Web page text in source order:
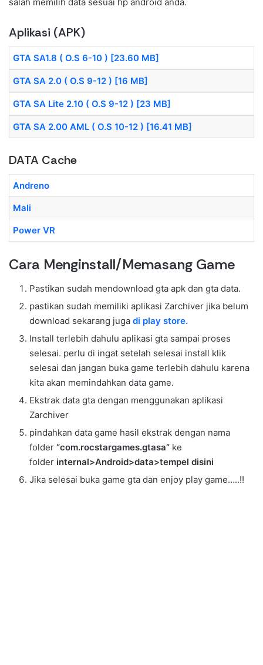
Aplikasi (APK)
GTA SA1.8 ( O.S 6-10 ) [23.60 MB]
GTA SA 2.0 ( O.S 9-12 ) [16 MB]
GTA SA Lite 2.10 ( O.S 9-12 ) [23 MB]
GTA SA 2.00 AML ( O.S 10-12 ) [16.41 MB]
DATA Cache
Andreno
Mali
Power VR
Cara Menginstall/Memasang Game
Pastikan sudah mendownload gta apk dan gta data.
pastikan sudah memiliki aplikasi Zarchiver jika belum
download sekarang juga di play store.
Install terlebih dahulu aplikasi gta sampai proses
selesai. perlu di ingat setelah selesai install klik
selesai dan jangan buka game terlebih dahulu karena
kita akan memindahkan data game.
Ekstrak data gta dengan menggunakan aplikasi
Zarchiver
pindahkan data game hasil ekstrak dengan nama
folder “com.rocstargames.gtasa” ke
folder internal>Android>data>tempel disini
Jika selesai buka game gta dan enjoy play game…..!!